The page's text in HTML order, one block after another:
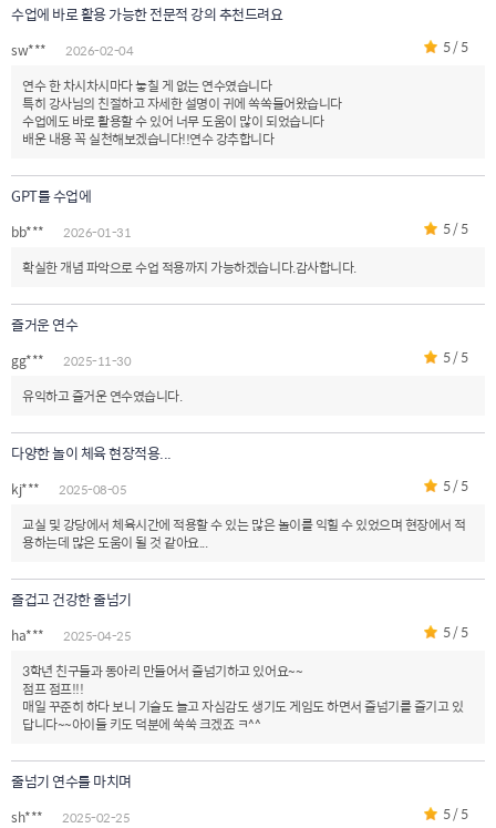
수업에 바로 활용 가능한 전문적 강의 추천드려요
sw*** 2026-02-04
5 / 5
연수 한 차시차시마다 놓칠 게 없는 연수였습니다
특히 강사님의 친절하고 자세한 설명이 귀에 쏙쏙들어왔습니다
수업에도 바로 활용할 수 있어 너무 도움이 많이 되었습니다
배운 내용 꼭 실천해보겠습니다!!연수 강추합니다
GPT를 수업에
bb*** 2026-01-31
5 / 5
확실한 개념 파악으로 수업 적용까지 가능하겠습니다.감사합니다.
즐거운 연수
gg*** 2025-11-30
5 / 5
유익하고 즐거운 연수였습니다.
다양한 놀이 체육 현장적용...
kj*** 2025-08-05
5 / 5
교실 및 강당에서 체육시간에 적용할 수 있는 많은 놀이를 익힐 수 있었으며 현장에서 적
용하는데 많은 도움이 될 것 같아요...
즐겁고 건강한 줄넘기
ha*** 2025-04-25
5 / 5
3학년 친구들과 동아리 만들어서 줄넘기하고 있어요~~
점프 점프!!!
매일 꾸준히 하다 보니 기술도 늘고 자심감도 생기도 게임도 하면서 줄넘기를 즐기고 있
답니다~~아이들 키도 덕분에 쑥쑥 크겠죠 ㅋ^^
줄넘기 연수를 마치며
sh*** 2025-02-25
5 / 5